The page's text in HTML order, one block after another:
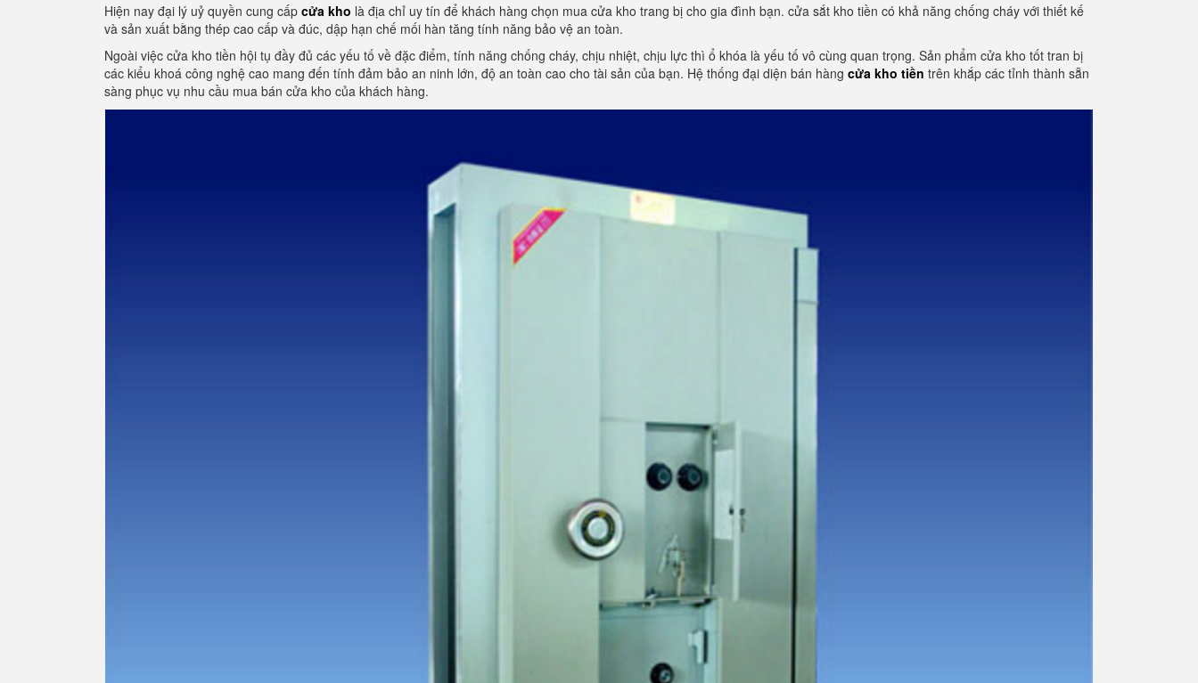
Hiện nay đại lý uỷ quyền cung cấp cửa kho là địa chỉ uy tín để khách hàng chọn mua cửa kho trang bị cho gia đình bạn. cửa sắt kho tiền có khả năng chống cháy với thiết kế
và sản xuất bằng thép cao cấp và đúc, dập hạn chế mối hàn tăng tính năng bảo vệ an toàn.
Ngoài việc cửa kho tiền hội tụ đầy đủ các yếu tố về đặc điểm, tính năng chống cháy, chịu nhiệt, chịu lực thì ổ khóa là yếu tố vô cùng quan trọng. Sản phẩm cửa kho tốt tran bị
các kiểu khoá công nghệ cao mang đến tính đảm bảo an ninh lớn, độ an toàn cao cho tài sản của bạn. Hệ thống đại diện bán hàng cửa kho tiền trên khắp các tỉnh thành sẵn
sàng phục vụ nhu cầu mua bán cửa kho của khách hàng.